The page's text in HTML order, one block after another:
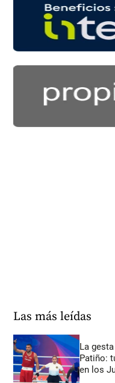
Las más leídas
La
Patiño:
en los